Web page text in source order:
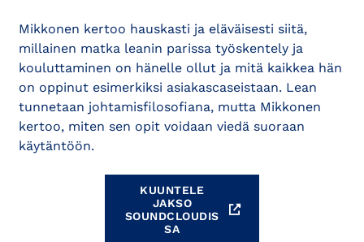
Mikkonen kertoo hauskasti ja eläväisesti siitä,
millainen matka leanin parissa työskentely ja
kouluttaminen on hänelle ollut ja mitä kaikkea hän
on oppinut esimerkiksi asiakascaseistaan. Lean
tunnetaan johtamisfilosofiana, mutta Mikkonen
kertoo, miten sen opit voidaan viedä suoraan
käytäntöön.
KUUNTELE
JAKSO
SOUNDCLOUDIS
SA